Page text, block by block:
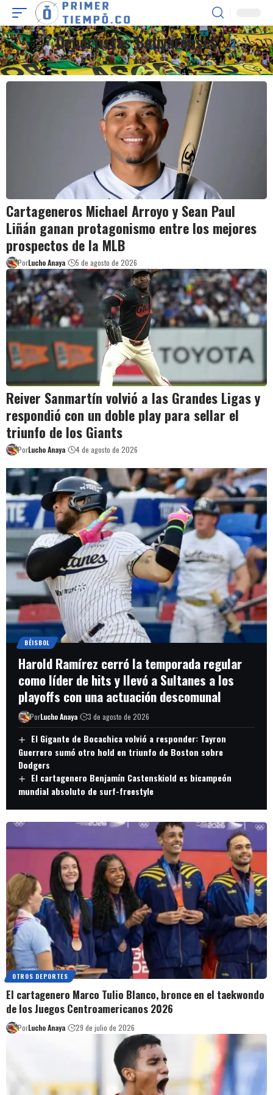
Deportistas Bolivarenses
Cartageneros Michael Arroyo y Sean Paul
Liñán ganan protagonismo entre los mejores
prospectos de la MLB
PorLucho Anaya 5 de agosto de 2026
Reiver Sanmartín volvió a las Grandes Ligas y
respondió con un doble play para sellar el
triunfo de los Giants
PorLucho Anaya 4 de agosto de 2026
BÉISBOL
Harold Ramírez cerró la temporada regular
como líder de hits y llevó a Sultanes a los
playoffs con una actuación descomunal
PorLucho Anaya 3 de agosto de 2026
El Gigante de Bocachica volvió a responder: Tayron
Guerrero sumó otro hold en triunfo de Boston sobre
Dodgers
El cartagenero Benjamín Castenskiold es bicampeón
mundial absoluto de surf-freestyle
OTROS DEPORTES
El cartagenero Marco Tulio Blanco, bronce en el taekwondo
de los Juegos Centroamericanos 2026
PorLucho Anaya 29 de julio de 2026